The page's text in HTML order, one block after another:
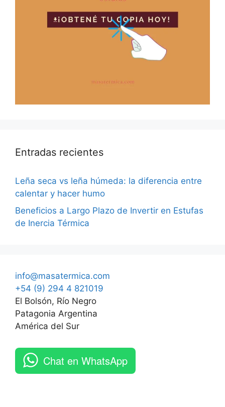
Entradas recientes
Leña seca vs leña húmeda: la diferencia entre
calentar y hacer humo
Beneficios a Largo Plazo de Invertir en Estufas
de Inercia Térmica
info@masatermica.com
+54 (9) 294 4 821019
El Bolsón, Río Negro
Patagonia Argentina
América del Sur
Chat en WhatsApp